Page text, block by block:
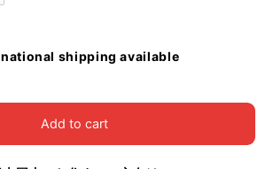
shipping available
Add to cart